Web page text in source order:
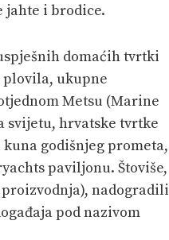
jahte i brodice.
domaćih tvrtki
plovila, ukupne
Metsu (Marine
svijetu, hrvatske tvrtke
godišnjeg prometa,
paviljonu. Štoviše,
proizvodnja), nadogradili
pod nazivom